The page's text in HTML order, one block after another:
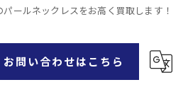
パールネックレスをお高く買取します！
お問い合わせはこちら